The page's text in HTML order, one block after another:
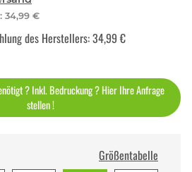
: 34,99 €
des Herstellers:34,99 €
? Inkl. Bedruckung ? Hier Ihre Anfrage
stellen !
Größentabelle